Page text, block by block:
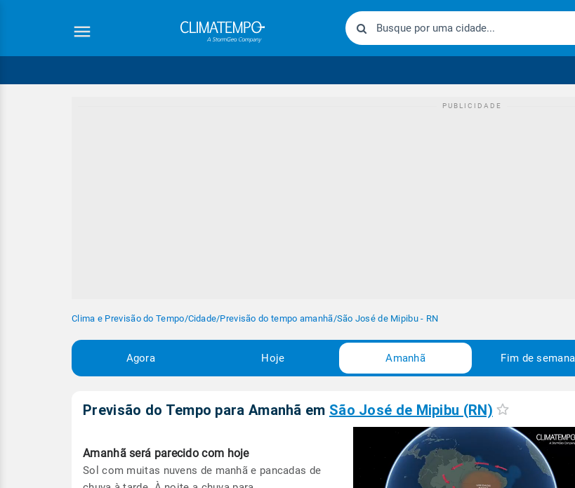
Clima e Previsão do Tempo/Cidade/Previsão do tempo amanhã/São José de Mipibu - RN
Agora Hoje Amanhã Fim de semana
Previsão do Tempo para Amanhã em São José de Mipibu (RN)
Amanhã será parecido com hoje
Sol com muitas nuvens de manhã e pancadas de